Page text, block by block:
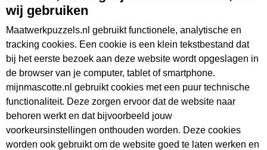
wij gebruiken
Maatwerkpuzzels.nl gebruikt functionele, analytische en
tracking cookies. Een cookie is een klein tekstbestand dat
bij het eerste bezoek aan deze website wordt opgeslagen in
de browser van je computer, tablet of smartphone.
mijnmascotte.nl gebruikt cookies met een puur technische
functionaliteit. Deze zorgen ervoor dat de website naar
behoren werkt en dat bijvoorbeeld jouw
voorkeursinstellingen onthouden worden. Deze cookies
worden ook gebruikt om de website goed te laten werken en
Telefoonnummer
Selecteer product
Bedrijfspuzzel Stadspuzzel 3D Puzzel Foto Puzzel
4 in 1 Puzzel
Houten Puzzel